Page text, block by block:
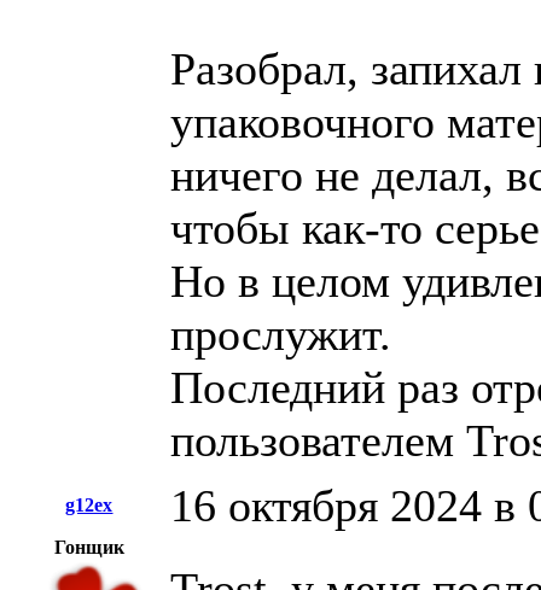
Разобрал,
упаковочного
ничего не делал,
чтобы как-то
Но в целом
прослужит.
Последний раз
пользователем
g12ex 16 октября 2024 в
Гонщик